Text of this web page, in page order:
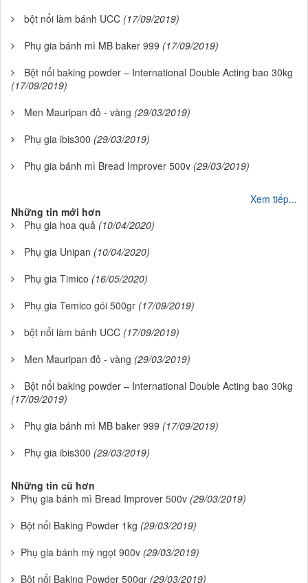
bột nổi làm bánh UCC (17/09/2019)
Phụ gia bánh mì MB baker 999 (17/09/2019)
Bột nổi baking powder – International Double Acting bao 30kg
(17/09/2019)
Men Mauripan đỏ - vàng (29/03/2019)
Phụ gia ibis300 (29/03/2019)
Phụ gia bánh mì Bread Improver 500v (29/03/2019)
Xem tiếp...
Những tin mới hơn
Phụ gia hoa quả (10/04/2020)
Phụ gia Unipan (10/04/2020)
Phụ gia Timico (16/05/2020)
Phụ gia Temico gói 500gr (17/09/2019)
bột nổi làm bánh UCC (17/09/2019)
Men Mauripan đỏ - vàng (29/03/2019)
Bột nổi baking powder – International Double Acting bao 30kg
(17/09/2019)
Phụ gia bánh mì MB baker 999 (17/09/2019)
Phụ gia ibis300 (29/03/2019)
Những tin cũ hơn
Phụ gia bánh mì Bread Improver 500v (29/03/2019)
Bột nổi Baking Powder 1kg (29/03/2019)
Phụ gia bánh mỳ ngọt 900v (29/03/2019)
Bột nổi Baking Powder 500gr (29/03/2019)